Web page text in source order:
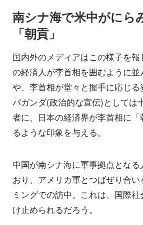
南シナ海で米中がにら
「朝貢」
国内外のメディアはこの様子を
の経済人が李首相を囲むように
や、李首相が堂々と握手に応じる
パガンダ(政治的な宣伝)としては
者に、日本の経済界が李首相に
るような印象を与える。
中国が南シナ海に軍事拠点とな
おり、アメリカ軍とつばぜり合い
ミングでの訪中。これは、国際
け止められるだろう。